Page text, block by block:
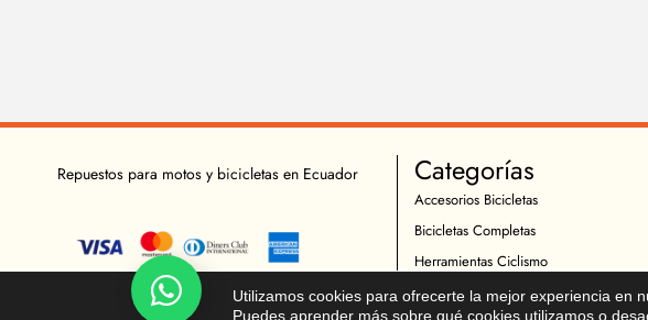
Repuestos para motos y bicicletas en Ecuador Categorías
Accesorios Bicicletas
Bicicletas Completas
Herramientas Ciclismo
Indumentaria Ciclistas
Utilizamos cookies para ofrecerte la mejor experiencia en
Puedes aprender más sobre qué cookies utilizamos o
Chatea!